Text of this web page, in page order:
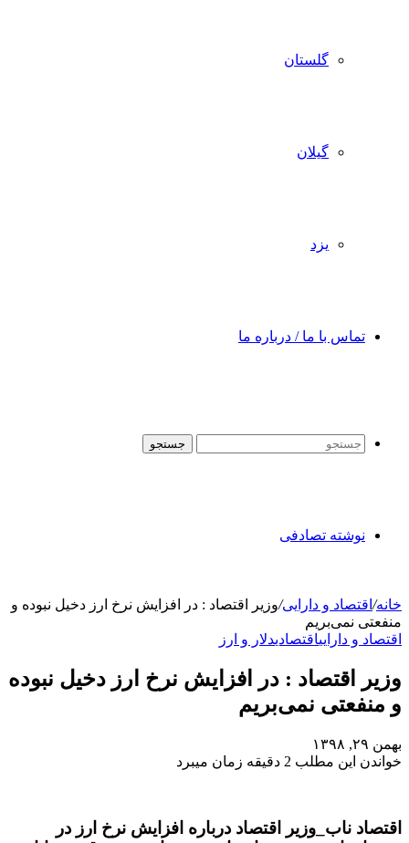
گلستان
گیلان
یزد
تماس با ما / درباره ما
جستجو
نوشته تصادفی
خانه/ اقتصاد و دارایی/وزیر اقتصاد : در افزایش نرخ ارز دخیل نبوده و
منفعتی نمی‌بریم
اقتصاد و داراییاقتصادیدلار و ارز
وزیر اقتصاد : در افزایش نرخ ارز دخیل نبوده
و منفعتی نمی‌بریم
بهمن ۲۹, ۱۳۹۸
خواندن این مطلب 2 دقیقه زمان میبرد
اقتصاد ناب_وزیر اقتصاد درباره افزایش نرخ ارز در